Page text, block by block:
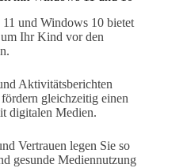
und Windows 10 bietet
Ihr Kind vor den
Aktivitätsberichten
gleichzeitig einen
digitalen Medien.
Vertrauen legen Sie so
gesunde Mediennutzung